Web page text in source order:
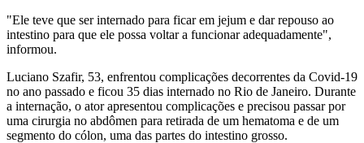
"Ele teve que ser internado para ficar em jejum e dar repouso ao
intestino para que ele possa voltar a funcionar adequadamente",
informou.
Luciano Szafir, 53, enfrentou complicações decorrentes da Covid-19
no ano passado e ficou 35 dias internado no Rio de Janeiro. Durante
a internação, o ator apresentou complicações e precisou passar por
uma cirurgia no abdômen para retirada de um hematoma e de um
segmento do cólon, uma das partes do intestino grosso.